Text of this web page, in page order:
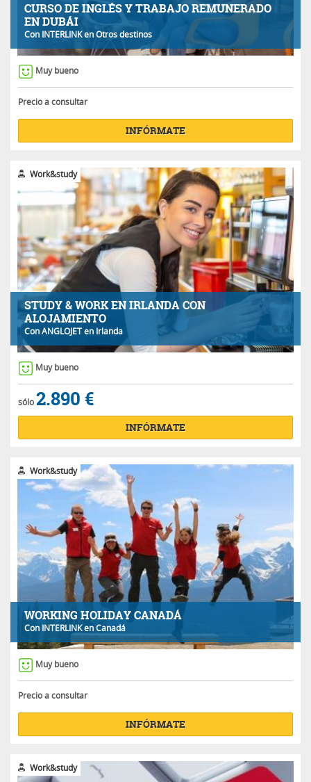
CURSO DE INGLÉS Y TRABAJO REMUNERADO
EN DUBÁI
Con INTERLINKen Otros destinos
Muy bueno
Precio a consultar
INFÓRMATE
STUDY & WORK EN IRLANDA CON
ALOJAMIENTO
ConANGLOJETen Irlanda
Work&study
Muy bueno
sólo2.890 €
INFÓRMATE
WORKING HOLIDAY CANADÁ
Con INTERLINKen Canadá
Work&study
Muy bueno
Precio a consultar
INFÓRMATE
Work&study